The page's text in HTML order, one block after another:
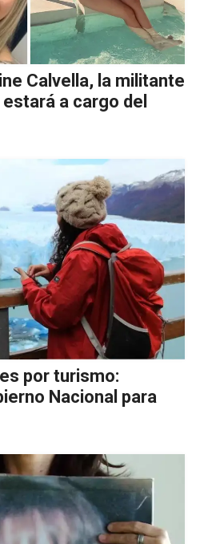
Calvella, la militante
a cargo del
por turismo:
Nacional para